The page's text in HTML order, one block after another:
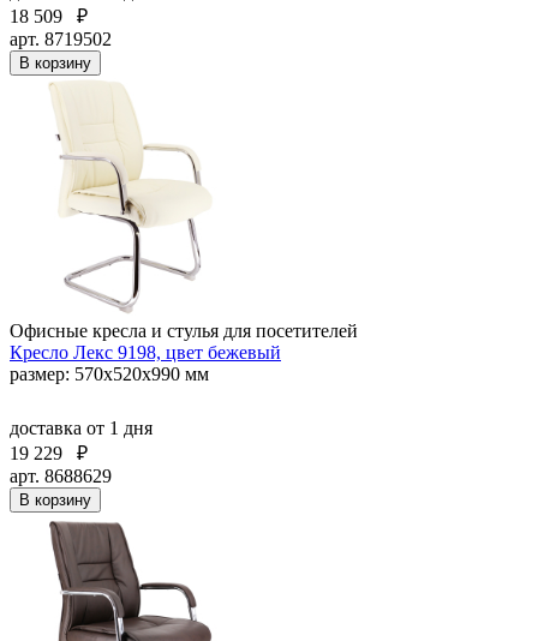
18 509
₽
арт. 8719502
В корзину
Офисные кресла и стулья для посетителей
Кресло Лекс 9198, цвет бежевый
размер: 570х520х990 мм
доставка от 1 дня
19 229
₽
арт. 8688629
В корзину